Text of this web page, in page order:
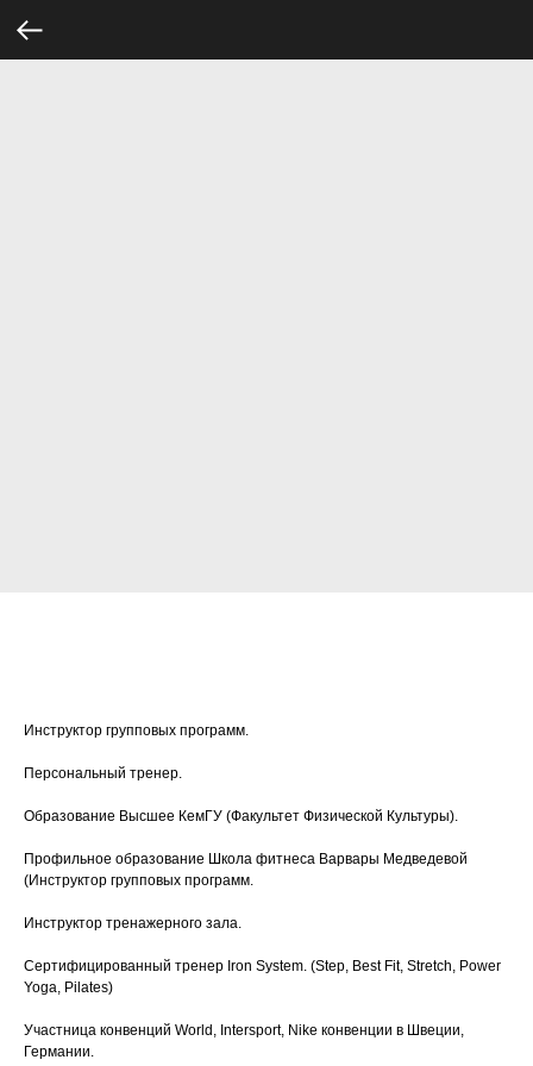
Инструктор групповых программ.
Персональный тренер.
Образование Высшее КемГУ (Факультет Физической Культуры).
Профильное образование Школа фитнеса Варвары Медведевой
(Инструктор групповых программ.
Инструктор тренажерного зала.
Сертифицированный тренер Iron System. (Step, Best Fit, Stretch, Power
Yoga, Pilates)
Участница конвенций World, Intersport, Nike конвенции в Швеции,
Германии.